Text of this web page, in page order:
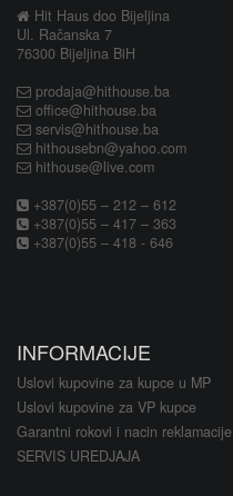
Hit Haus doo Bijeljina
Ul. Račanska 7
76300 Bijeljina BiH
prodaja@hithouse.ba
office@hithouse.ba
servis@hithouse.ba
hithousebn@yahoo.com
hithouse@live.com
+387(0)55 – 212 – 612
+387(0)55 – 417 – 363
+387(0)55 – 418 - 646
INFORMACIJE
Uslovi kupovine za kupce u MP
Uslovi kupovine za VP kupce
Garantni rokovi i nacin reklamacije
SERVIS UREDJAJA